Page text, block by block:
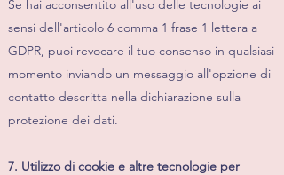
Se hai acconsentito all'uso delle tecnologie ai
sensi dell'articolo 6 comma 1 frase 1 lettera a
GDPR, puoi revocare il tuo consenso in qualsiasi
momento inviando un messaggio all'opzione di
contatto descritta nella dichiarazione sulla
protezione dei dati.
7. Utilizzo di cookie e altre tecnologie per